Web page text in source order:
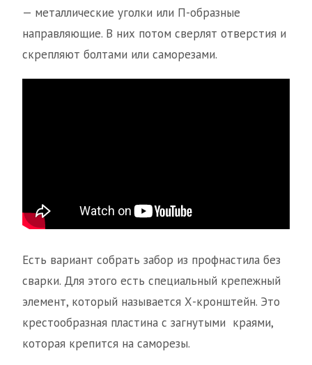
— металлические уголки или П-образные
направляющие. В них потом сверлят отверстия и
скрепляют болтами или саморезами.
Есть вариант собрать забор из профнастила без
сварки. Для этого есть специальный крепежный
элемент, который называется Х-кронштейн. Это
крестообразная пластина с загнутыми краями,
которая крепится на саморезы.